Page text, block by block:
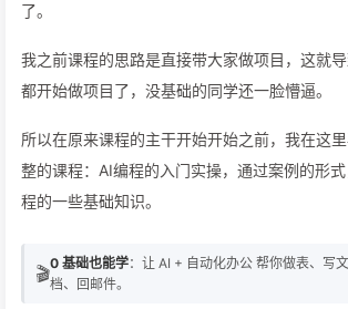
了。
我之前课程的思路是直接带大家做项目，这就
都开始做项目了，没基础的同学还一脸懵逼。
所以在原来课程的主干开始开始之前，我在这
整的课程：AI编程的入门实操，通过案例的形
程的一些基础知识。
🎬0 基础也能学：让 AI + 自动化办公 帮你做表、写文
档、回邮件。